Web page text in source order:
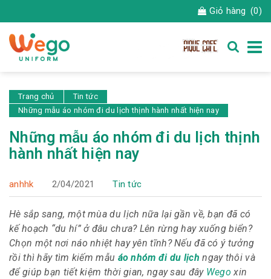
Giỏ hàng (0)
Trang chủ
Tin tức
Những mẫu áo nhóm đi du lịch thịnh hành nhất hiện nay
Những mẫu áo nhóm đi du lịch thịnh
hành nhất hiện nay
anhhk 2/04/2021 Tin tức
Hè sắp sang, một mùa du lịch nữa lại gần về, bạn đã có
kế hoạch “du hí” ở đâu chưa? Lên rừng hay xuống biển?
Chọn một nơi náo nhiệt hay yên tĩnh? Nếu đã có ý tưởng
rồi thì hãy tìm kiếm mẫu áo nhóm đi du lịch ngay thôi và
để giúp bạn tiết kiệm thời gian, ngay sau đây Wego xin